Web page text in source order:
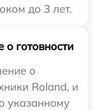
до 3 лет.
готовности
о
Roland, и
указанному